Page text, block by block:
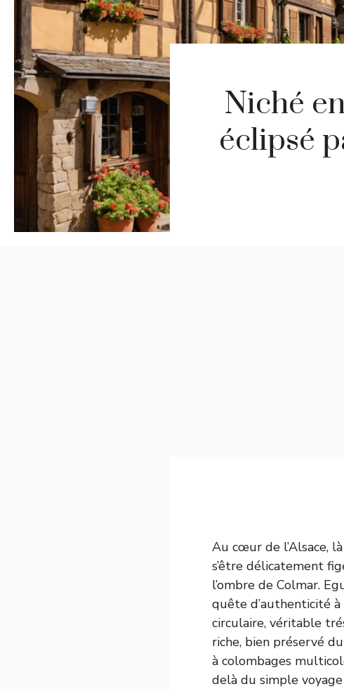
Niché
éclipsé
Au cœur de l’Alsace,
s’être délicatement
l’ombre de Colmar.
quête d’authenticité
circulaire, véritable
riche, bien préservé
à colombages
delà du simple